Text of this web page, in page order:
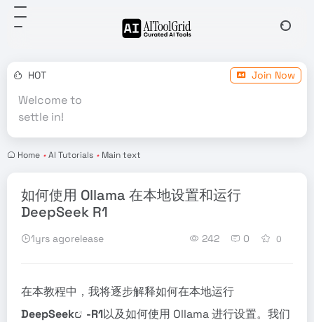
HOT Join Now
Welcome to
settle in!
Home • AI Tutorials • Main text
如何使用 Ollama 在本地设置和运行
DeepSeek R1
1yrs agorelease 242 0 0
在本教程中，我将逐步解释如何在本地运行
DeepSeek
-R1以及如何使用 Ollama 进行设置。我们